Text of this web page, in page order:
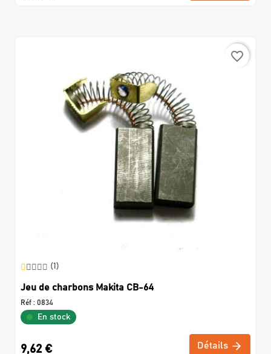
favorite_border
(1)
Jeu de charbons Makita CB-64
Réf : 0834
En stock
9,62 € Détails